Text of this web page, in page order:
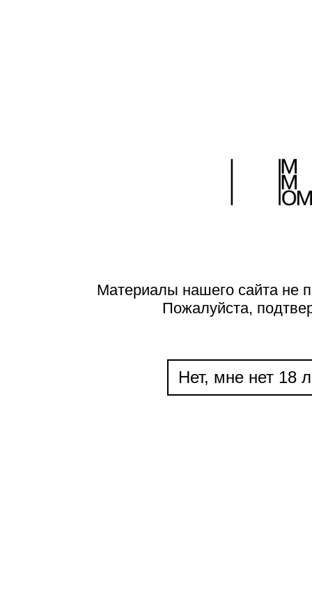
Материалы нашего сайта не
Пожалуйста,
Нет, мне нет 18